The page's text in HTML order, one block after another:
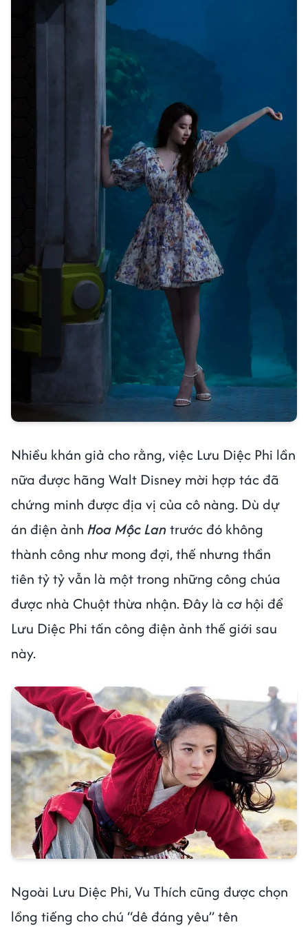
Nhiều khán giả cho rằng, việc Lưu Diệc Phi lần
nữa được hãng Walt Disney mời hợp tác đã
chứng minh được địa vị của cô nàng. Dù dự
án điện ảnh Hoa Mộc Lan trước đó không
thành công như mong đợi, thế nhưng thần
tiên tỷ tỷ vẫn là một trong những công chúa
được nhà Chuột thừa nhận. Đây là cơ hội để
Lưu Diệc Phi tấn công điện ảnh thế giới sau
này.
Ngoài Lưu Diệc Phi, Vu Thích cũng được chọn
lồng tiếng cho chú “dê đáng yêu” tên